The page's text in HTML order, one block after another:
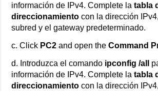
información de IPv4. Complete latabla
direccionamientocon la dirección
subred y el gateway predeterminado.
c. Click PC2 and open theCommand
d. Introduzca el comando ipconfig /all
información de IPv4. Complete latabla
direccionamientocon la dirección